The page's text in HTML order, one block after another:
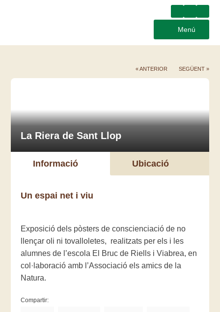
Menú
« ANTERIOR SEGÜENT »
La Riera de Sant Llop
Informació Ubicació
Un espai net i viu
Exposició dels pòsters de conscienciació de no
llençar oli ni tovalloletes, realitzats per els i les
alumnes de l’escola El Bruc de Riells i Viabrea, en
col·laboració amb l’Associació els amics de la
Natura.
Compartir: